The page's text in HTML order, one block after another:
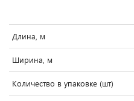
Длина, м
Ширина, м
Количество в упаковке (шт)